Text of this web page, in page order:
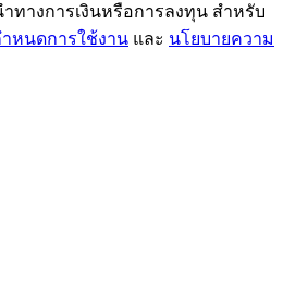
ทางการเงินหรือการลงทุน สำหรับ
หนดการใช้งาน และ นโยบายความ